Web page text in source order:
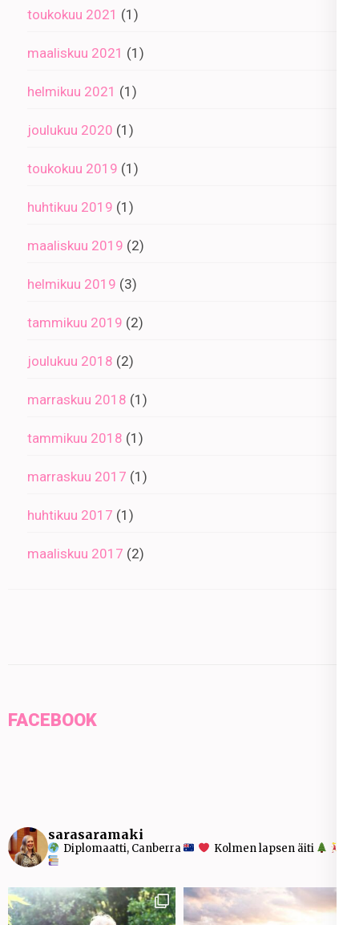
toukokuu 2021 (1)
maaliskuu 2021 (1)
helmikuu 2021 (1)
joulukuu 2020 (1)
toukokuu 2019 (1)
huhtikuu 2019 (1)
maaliskuu 2019 (2)
helmikuu 2019 (3)
tammikuu 2019 (2)
joulukuu 2018 (2)
marraskuu 2018 (1)
tammikuu 2018 (1)
marraskuu 2017 (1)
huhtikuu 2017 (1)
maaliskuu 2017 (2)
FACEBOOK
sarasaramaki
Diplomaatti, Canberra Kolmen lapsen äiti